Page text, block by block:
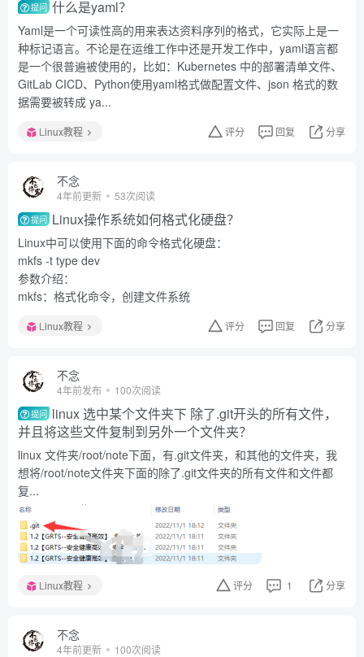
提问 什么是yaml？
Yaml是一个可读性高的用来表达资料序列的格式，它实际上是一
种标记语言。不论是在运维工作中还是开发工作中，yaml语言都
是一个很普遍被使用的，比如：Kubernetes 中的部署清单文件、
GitLab CICD、Python使用yaml格式做配置文件、json 格式的数
据需要被转成 ya...
Linux教程 评分 回复 分享
不念
4年前更新 53次阅读
提问 Linux操作系统如何格式化硬盘？
Linux中可以使用下面的命令格式化硬盘：
mkfs -t type dev
参数介绍：
mkfs：格式化命令，创建文件系统
Linux教程 评分 回复 分享
不念
4年前发布 100次阅读
提问 linux 选中某个文件夹下 除了.git开头的所有文件，
并且将这些文件复制到另外一个文件夹？
linux 文件夹/root/note下面，有.git文件夹，和其他的文件夹，我
想将/root/note文件夹下面的除了.git文件夹的所有文件和文件都
复...
Linux教程 评分 1 分享
不念
4年前更新 100次阅读